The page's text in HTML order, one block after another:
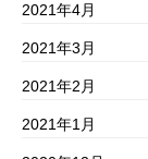
2021年4月
2021年3月
2021年2月
2021年1月